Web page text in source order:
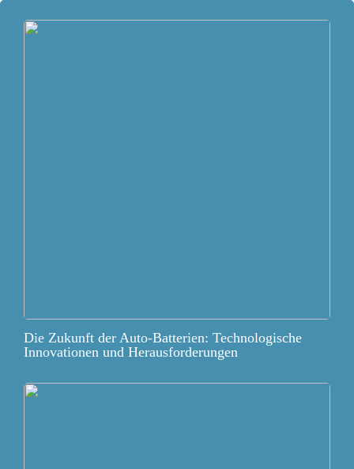
Die Zukunft der Auto-Batterien: Technologische
Innovationen und Herausforderungen